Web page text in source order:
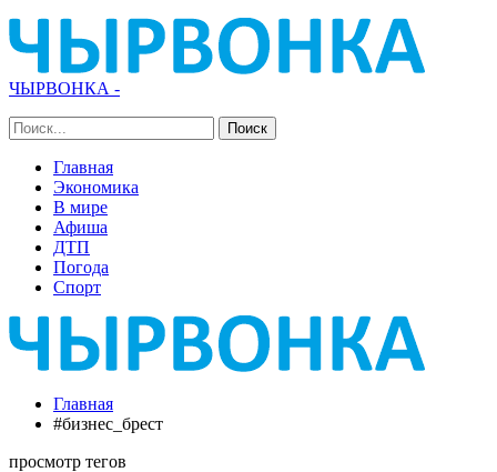
ЧЫРВОНКА -
Главная
Экономика
В мире
Афиша
ДТП
Погода
Спорт
Главная
#бизнес_брест
просмотр тегов